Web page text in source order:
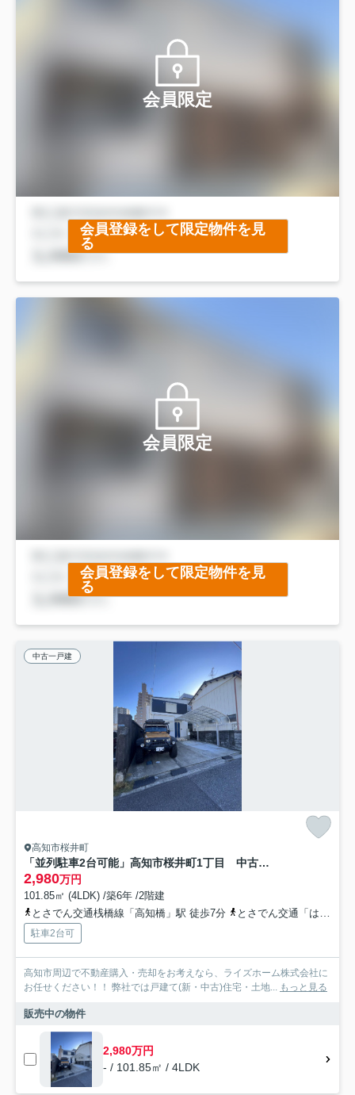
会員限定
会員登録をして限定物件を見
る
会員限定
会員登録をして限定物件を見
る
中古一戸建
高知市桜井町
「並列駐車2台可能」高知市桜井町1丁目 中古一戸建て
2,980万円
101.85㎡ (4LDK) /築6年 /2階建
とさでん交通桟橋線「高知橋」駅 徒歩7分
とさでん交通「はりまや橋観光バスターミナル」バス停下車 徒歩6分
駐車2台可
高知市周辺で不動産購入・売却をお考えなら、ライズホーム株式会社に
お任せください！！ 弊社では戸建て(新・中古)住宅・土地... もっと見る
販売中の物件
2,980万円
- / 101.85㎡ / 4LDK